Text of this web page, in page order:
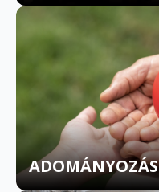
ADOMÁNYOZÁS